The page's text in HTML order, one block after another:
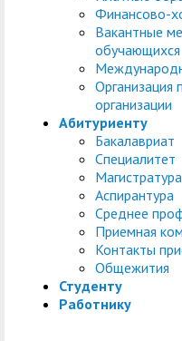
Республиканская
профсоюзная
организация высшей
Центр русского языка
как иностранного
Образовательный
модуль «Обучение
служением»
Финансово-
Вакантные
обучающихся
Организация
организации
Абитуриенту
Бакалавриат
Специалитет
Магистратура
Аспирантура
Среднее
Приемная
Контакты
Общежития
Студенту
Работнику